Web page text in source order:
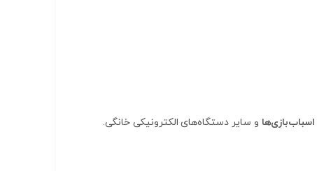
اسباب‌بازی‌ها و سایر دستگاه‌های الکترونیکی خانگی.